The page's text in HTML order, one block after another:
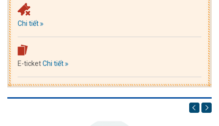
Chi tiết
E-ticketChi tiết